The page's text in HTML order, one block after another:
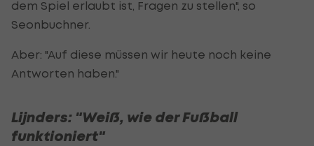
dem Spiel erlaubt ist, Fragen zu stellen", so
Seonbuchner.
Aber: "Auf diese müssen wir heute noch keine
Antworten haben."
Lijnders: "Weiß, wie der Fußball
funktioniert"